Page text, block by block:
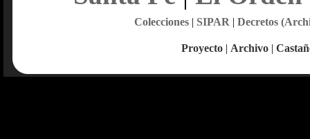
Colecciones| SIPAR | Decretos
Proyecto | Archivo |